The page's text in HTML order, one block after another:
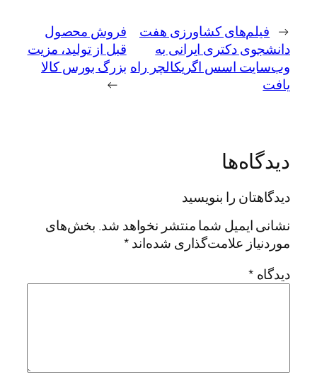
← فیلم‌های کشاورزی هفت
دانشجوی دکتری ایرانی به
وب‌سایت اسس اگریکالچر راه
یافت
فروش محصول
قبل از تولید، مزیت
بزرگ بورس کالا
→
دیدگاه‌ها
دیدگاهتان را بنویسید
نشانی ایمیل شما منتشر نخواهد شد. بخش‌های
موردنیاز علامت‌گذاری شده‌اند*
دیدگاه *